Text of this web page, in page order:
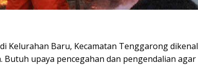
Kelurahan Baru, Kecamatan Tenggarong dikenal
upaya pencegahan dan pengendalian agar